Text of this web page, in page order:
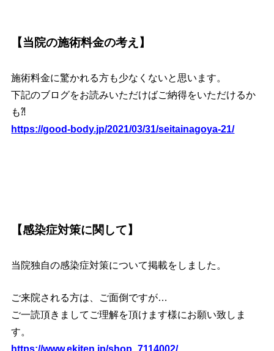
【当院の施術料金の考え】
施術料金に驚かれる方も少なくないと思います。
下記のブログをお読みいただけばご納得をいただけるか
も⁈
https://good-body.jp/2021/03/31/seitainagoya-21/
【感染症対策に関して】
当院独自の感染症対策について掲載をしました。
ご来院される方は、ご面倒ですが…
ご一読頂きましてご理解を頂けます様にお願い致しま
す。
https://www.ekiten.jp/shop_7114002/